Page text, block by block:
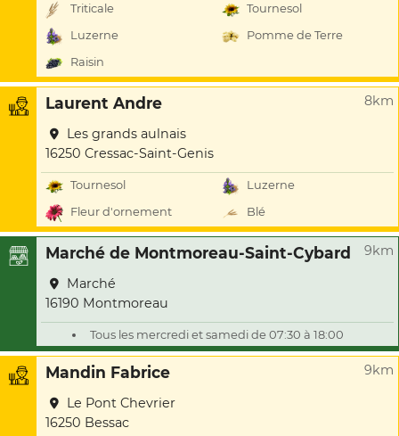
Triticale
Tournesol
Luzerne
Pomme de Terre
Raisin
Laurent Andre 8km
Les grands aulnais
16250 Cressac-Saint-Genis
Tournesol
Luzerne
Fleur d'ornement
Blé
Marché de Montmoreau-Saint-Cybard 9km
Marché
16190 Montmoreau
Tous les mercredi et samedi de 07:30 à 18:00
Mandin Fabrice 9km
Le Pont Chevrier
16250 Bessac